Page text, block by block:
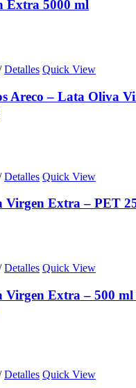
Extra 5000 ml
Detalles Quick View
Areco – Lata Oliva
Detalles Quick View
Virgen Extra – PET
Detalles Quick View
Virgen Extra – 500
Detalles Quick View